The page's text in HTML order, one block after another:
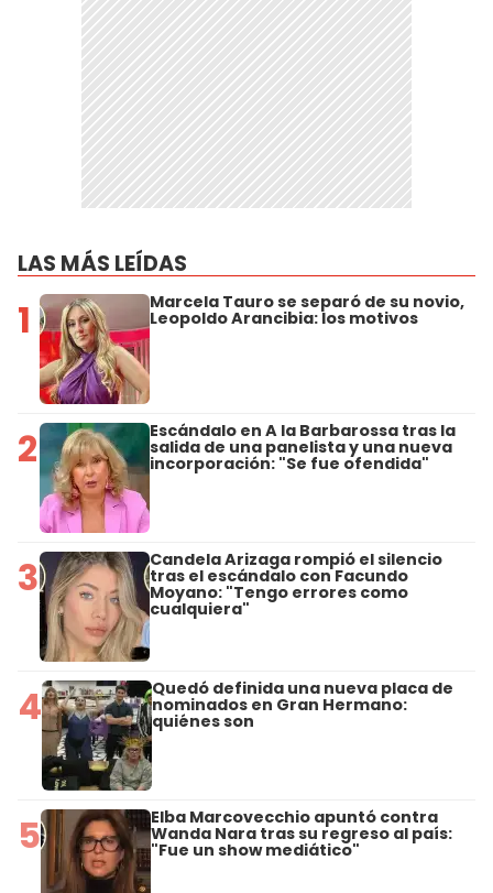
LAS MÁS LEÍDAS
1 Marcela Tauro se separó de su novio,
Leopoldo Arancibia: los motivos
2 Escándalo en A la Barbarossa tras la
salida de una panelista y una nueva
incorporación: "Se fue ofendida"
3 Candela Arizaga rompió el silencio
tras el escándalo con Facundo
Moyano: "Tengo errores como
cualquiera"
4 Quedó definida una nueva placa de
nominados en Gran Hermano:
quiénes son
5 Elba Marcovecchio apuntó contra
Wanda Nara tras su regreso al país:
"Fue un show mediático"